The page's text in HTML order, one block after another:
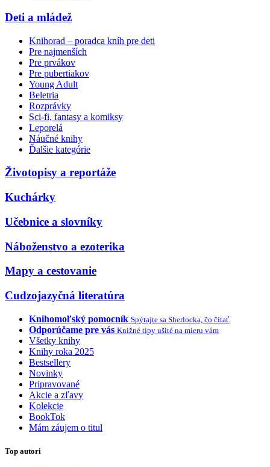
Deti a mládež
Knihorad – poradca kníh pre deti
Pre najmenších
Pre prvákov
Pre pubertiakov
Young Adult
Beletria
Rozprávky
Sci-fi, fantasy a komiksy
Leporelá
Náučné knihy
Ďalšie kategórie
Životopisy a reportáže
Kuchárky
Učebnice a slovníky
Náboženstvo a ezoterika
Mapy a cestovanie
Cudzojazyčná literatúra
Knihomoľský pomocník Spýtajte sa Sherlocka, čo čítať
Odporúčame pre vás Knižné tipy ušité na mieru vám
Všetky knihy
Knihy roka 2025
Bestsellery
Novinky
Pripravované
Akcie a zľavy
Kolekcie
BookTok
Mám záujem o titul
Top autori